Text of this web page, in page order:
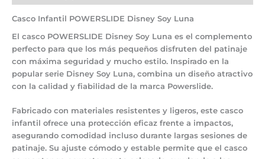
Casco Infantil POWERSLIDE Disney Soy Luna
El casco POWERSLIDE Disney Soy Luna es el complemento
perfecto para que los más pequeños disfruten del patinaje
con máxima seguridad y mucho estilo. Inspirado en la
popular serie Disney Soy Luna, combina un diseño atractivo
con la calidad y fiabilidad de la marca Powerslide.
Fabricado con materiales resistentes y ligeros, este casco
infantil ofrece una protección eficaz frente a impactos,
asegurando comodidad incluso durante largas sesiones de
patinaje. Su ajuste cómodo y estable permite que el casco